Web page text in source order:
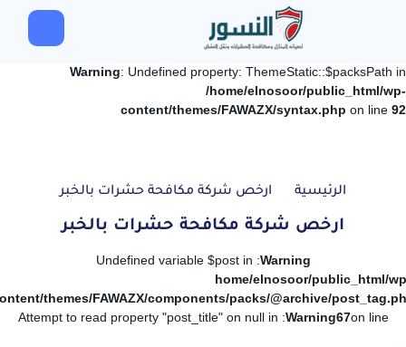
Warning: Undefined property: ThemeStatic::$packsPath in
/home/elnosoor/public_html/wp-
content/themes/FAWAZX/syntax.php on line 92
الرئيسية ارخص شركة مكافحة حشرات بالخبر
ارخص شركة مكافحة حشرات بالخبر
Warning
: Undefined variable $post in
/home/elnosoor/public_html/
themes/FAWAZX/components/packs/@archive/
on line
67
Warning
: Attempt to read property "post_title" on null in